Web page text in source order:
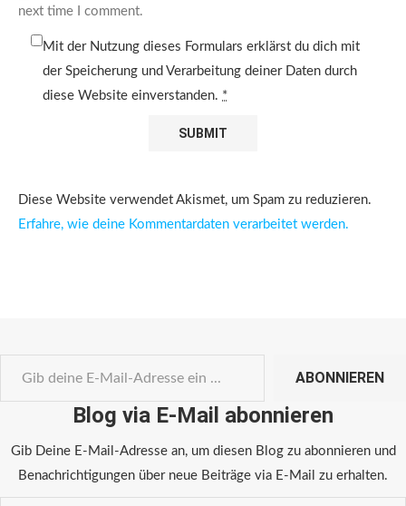
next time I comment.
Mit der Nutzung dieses Formulars erklärst du dich mit
der Speicherung und Verarbeitung deiner Daten durch
diese Website einverstanden. *
Diese Website verwendet Akismet, um Spam zu reduzieren.
Erfahre, wie deine Kommentardaten verarbeitet werden.
ABONNIEREN
Blog via E-Mail abonnieren
Gib Deine E-Mail-Adresse an, um diesen Blog zu abonnieren und
Benachrichtigungen über neue Beiträge via E-Mail zu erhalten.